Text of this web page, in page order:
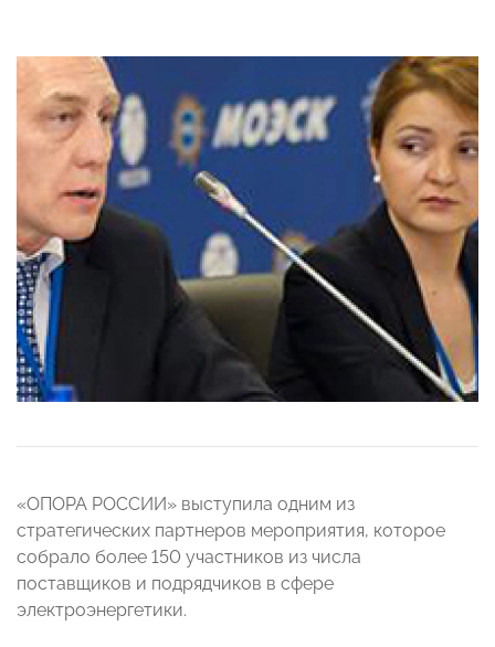
«ОПОРА РОССИИ» выступила одним из
стратегических партнеров мероприятия, которое
собрало более 150 участников из числа
поставщиков и подрядчиков в сфере
электроэнергетики.